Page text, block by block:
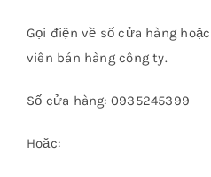
Gọi điện về số cửa hàng
viên bán hàng công ty.
Số cửa hàng: 0935245399
Hoặc: